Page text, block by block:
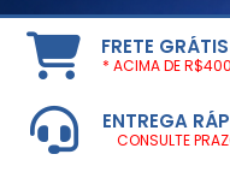
FRETE GRÁTIS
* ACIMA DE
ENTREGA
CONSULTE